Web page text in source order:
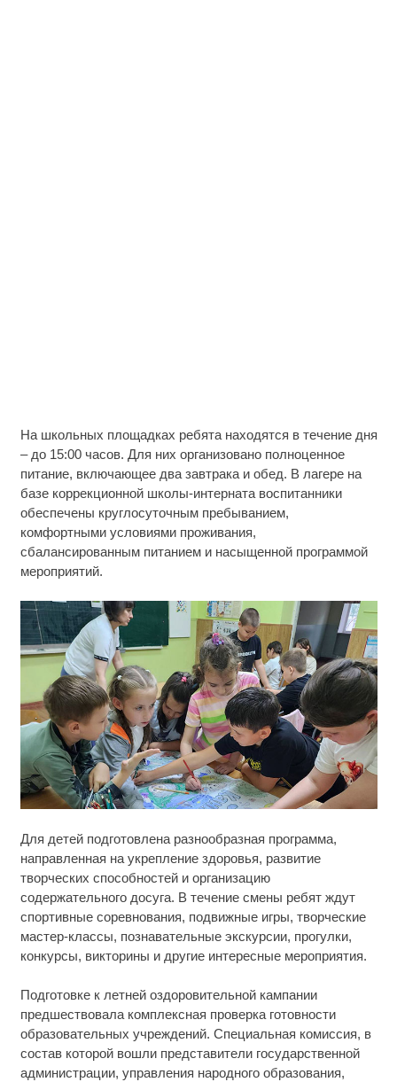
На школьных площадках ребята находятся в течение дня
– до 15:00 часов. Для них организовано полноценное
питание, включающее два завтрака и обед. В лагере на
базе коррекционной школы-интерната воспитанники
обеспечены круглосуточным пребыванием,
комфортными условиями проживания,
сбалансированным питанием и насыщенной программой
мероприятий.
Для детей подготовлена разнообразная программа,
направленная на укрепление здоровья, развитие
творческих способностей и организацию
содержательного досуга. В течение смены ребят ждут
спортивные соревнования, подвижные игры, творческие
мастер-классы, познавательные экскурсии, прогулки,
конкурсы, викторины и другие интересные мероприятия.
Подготовке к летней оздоровительной кампании
предшествовала комплексная проверка готовности
образовательных учреждений. Специальная комиссия, в
состав которой вошли представители государственной
администрации, управления народного образования,
раз
Ролик из Омска: вы будете смеяться долго
Никогда не храните огурцы в холодильнике: есть